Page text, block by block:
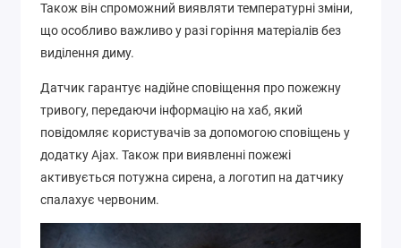
Також він спроможний виявляти температурні зміни,
що особливо важливо у разі горіння матеріалів без
виділення диму.
Датчик гарантує надійне сповіщення про пожежну
тривогу, передаючи інформацію на хаб, який
повідомляє користувачів за допомогою сповіщень у
додатку Ajax. Також при виявленні пожежі
активується потужна сирена, а логотип на датчику
спалахує червоним.